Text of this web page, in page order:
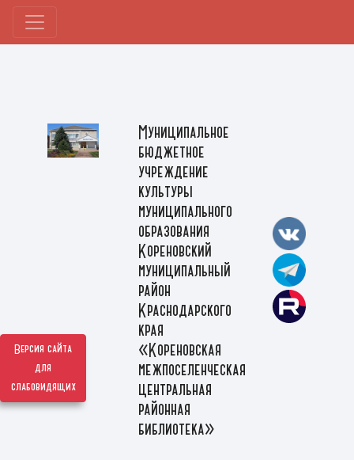
Версия сайта
для
слабовидящих
Муниципальное
бюджетное
учреждение
культуры
муниципального
образования
Кореновский
муниципальный
район
Краснодарского
края
«Кореновская
межпоселенческая
центральная
районная
библиотека»